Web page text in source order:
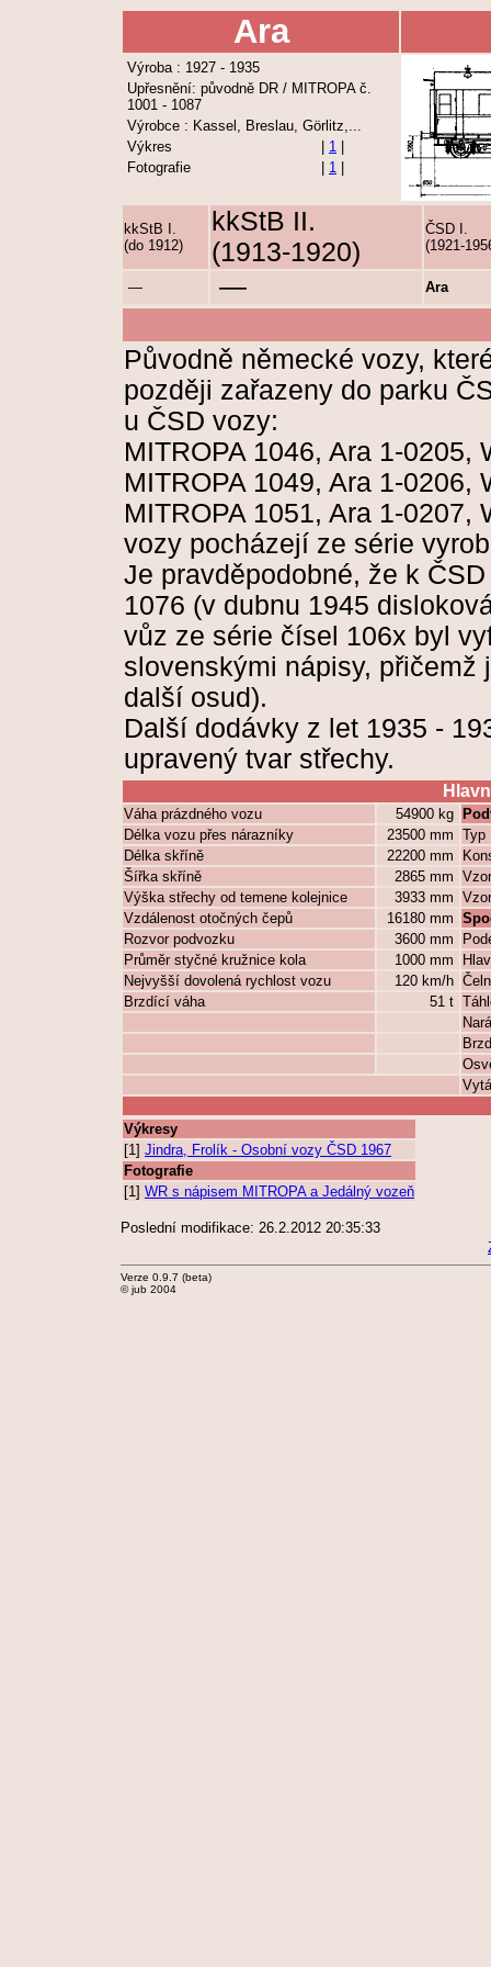
Ara
Výroba : 1927 - 1935
Upřesnění: původně DR / MITROPA č.
1001 - 1087
Výrobce : Kassel, Breslau, Görlitz,...
Výkres
1
Fotografie
1
kkStB I.
(do 1912)
kkStB II.
(1913-1920)
ČSD I.
(1921-
— — Ara
Původně německé vozy,
později zařazeny do parku
u ČSD vozy:
MITROPA 1046, Ara 1-0205,
MITROPA 1049, Ara 1-0206,
MITROPA 1051, Ara 1-0207,
vozy pocházejí ze série
Je pravděpodobné, že k
1076 (v dubnu 1945
vůz ze série čísel 106x byl
slovenskými nápisy,
další osud).
Další dodávky z let 1935 -
upravený tvar střechy.
Váha prázdného vozu 54900 kg
Délka vozu přes nárazníky
23500 mm Typ
Délka skříně
22200 mm
Šířka skříně
2865 mm
Výška střechy od temene kolejnice
3933 mm
Vzdálenost otočných čepů
16180 mm
Rozvor podvozku
3600 mm
Průměr styčné kružnice kola
1000 mm
Nejvyšší dovolená rychlost vozu
120 km/h
Brzdící váha
51 t
Výkresy
[1] Jindra, Frolík - Osobní vozy ČSD 1967
Fotografie
[1] WR s nápisem MITROPA a Jedálný vozeň
Poslední modifikace: 26.2.2012 20:35:33
Verze 0.9.7 (beta)
© jub 2004